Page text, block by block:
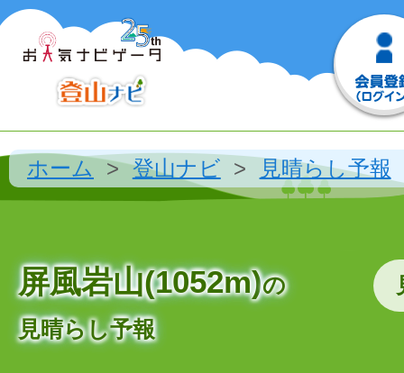
ホーム 登山ナビ 見晴らし予報
屏風岩山(1052m)の
見晴らし予報